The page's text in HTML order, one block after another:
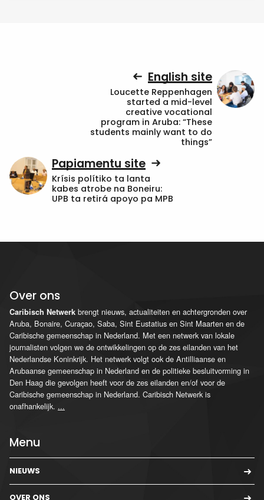
English site
Loucette Reppenhagen
started a mid-level
creative vocational
program in Aruba: “These
students mainly want to do
things”
Papiamentu site
Krísis polítiko ta lanta
kabes atrobe na Boneiru:
UPB ta retirá apoyo pa MPB
Over ons
Caribisch Netwerk brengt nieuws, actualiteiten en achtergronden over
Aruba, Bonaire, Curaçao, Saba, Sint Eustatius en Sint Maarten en de
Caribische gemeenschap in Nederland. Met een netwerk van lokale
journalisten volgen we de ontwikkelingen op de zes eilanden van het
Nederlandse Koninkrijk. Het netwerk volgt ook de Antilliaanse en
Arubaanse gemeenschap in Nederland en de politieke besluitvorming in
Den Haag die gevolgen heeft voor de zes eilanden en/of voor de
Caribische gemeenschap in Nederland. Caribisch Netwerk is
onafhankelijk. ...
Menu
NIEUWS
OVER ONS